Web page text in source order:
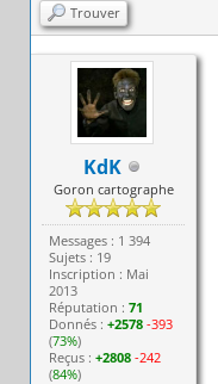
Trouver
KdK
Goron cartographe
Messages : 1 394
Sujets : 19
Inscription : Mai
2013
Réputation :71
Donnés :+2578 -393
(73%)
Reçus :+2808 -242
(84%)